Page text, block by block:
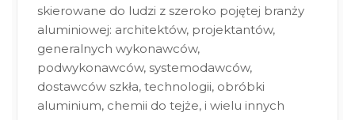
skierowane do ludzi z szeroko pojętej branży
aluminiowej: architektów, projektantów,
generalnych wykonawców,
podwykonawców, systemodawców,
dostawców szkła, technologii, obróbki
aluminium, chemii do tejże, i wielu innych